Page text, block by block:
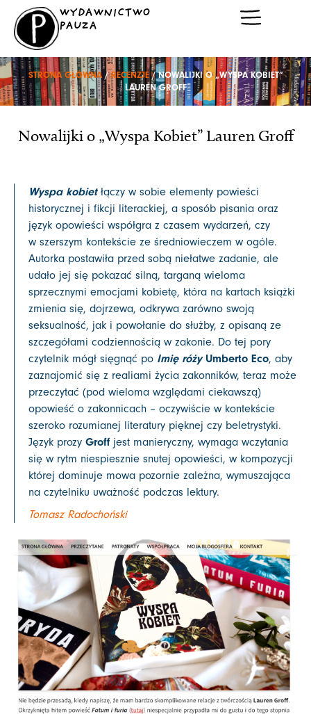
Przejdź
treści
WYDAWNICTWO
PAUZA
STRONA GŁÓWNA/RECENZJE/ NOWALIJKI O „WYSPA KOBIET”
LAUREN GROFF
Nowalijki o „Wyspa Kobiet” Lauren Groff
Wyspa kobietłączy w sobie elementy powieści
historycznej i fikcji literackiej, a sposób pisania oraz
język opowieści współgra z czasem wydarzeń, czy
w szerszym kontekście ze średniowieczem w ogóle.
Autorka postawiła przed sobą niełatwe zadanie, ale
udało jej się pokazać silną, targaną wieloma
sprzecznymi emocjami kobietę, która na kartach książki
zmienia się, dojrzewa, odkrywa zarówno swoją
seksualność, jak i powołanie do służby, z opisaną ze
szczegółami codziennością w zakonie. Do tej pory
czytelnik mógł sięgnąć poImię róży Umberto Eco, aby
zaznajomić się z realiami życia zakonników, teraz może
przeczytać (pod wieloma względami ciekawszą)
opowieść o zakonnicach – oczywiście w kontekście
szeroko rozumianej literatury pięknej czy beletrystyki.
Język prozy Groffjest manieryczny, wymaga wczytania
się w rytm niespiesznie snutej opowieści, w kompozycji
której dominuje mowa pozornie zależna, wymuszająca
na czytelniku uważność podczas lektury.
Tomasz Radochoński